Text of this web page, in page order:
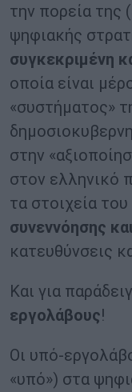
την πορεία της
ψηφιακής
συγκεκριμένη
οποία είναι
«συστήματος»
στην
στον ελληνικό
τα στοιχεία του
συνεννόησης
κατευθύνσεις
Και για
εργολάβους!
Οι υπό-
«υπό») στα